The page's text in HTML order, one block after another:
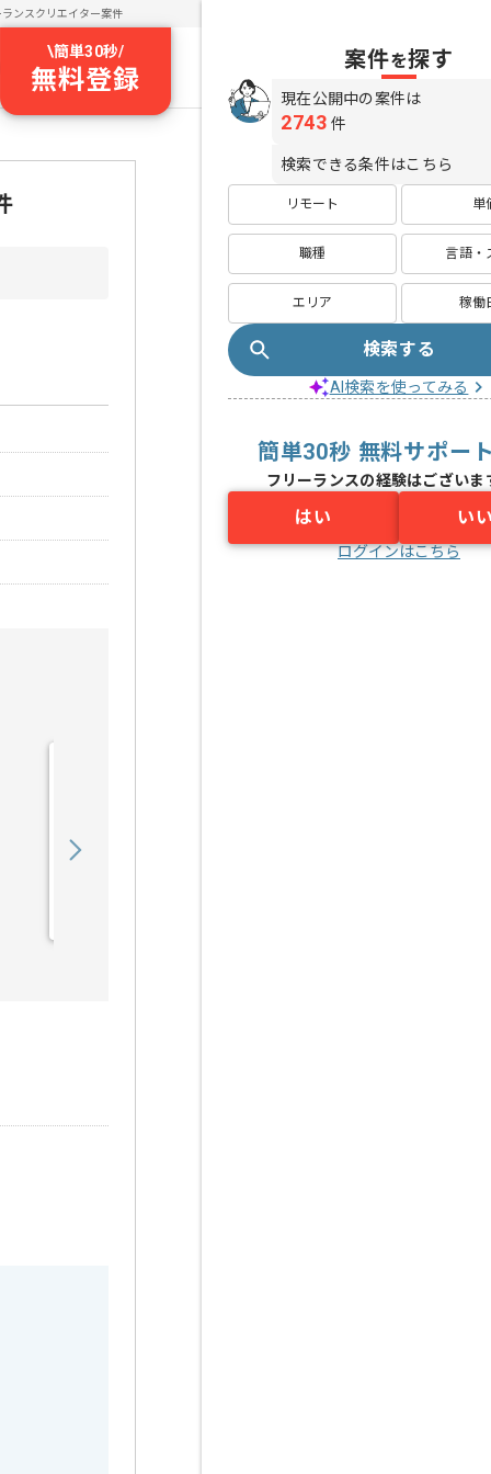
ランスクリエイター案件
\簡単30秒/
無料登録
案件を探す
現在公開中の案件は
2743 件
検索できる条件はこちら
リモート 単
職種 言語・
エリア 稼働
検索する
AI検索を使ってみる
簡単30秒 無料サポー
フリーランスの経験はございま
はい い
ログインはこちら